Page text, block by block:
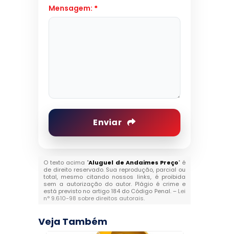
Mensagem: *
Enviar
O texto acima "Aluguel de Andaimes Preço" é
de direito reservado. Sua reprodução, parcial ou
total, mesmo citando nossos links, é proibida
sem a autorização do autor. Plágio é crime e
está previsto no artigo 184 do Código Penal. – Lei
n° 9.610-98 sobre direitos autorais.
Veja Também